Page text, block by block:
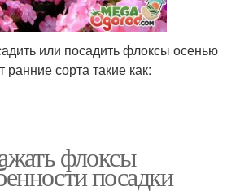
или посадить флоксы осенью
сорта такие как:
флоксы
посадки